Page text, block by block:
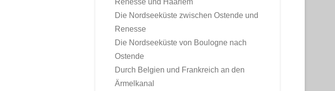
Renesse und Haarlem
Die Nordseeküste zwischen Ostende und
Renesse
Die Nordseeküste von Boulogne nach
Ostende
Durch Belgien und Frankreich an den
Ärmelkanal